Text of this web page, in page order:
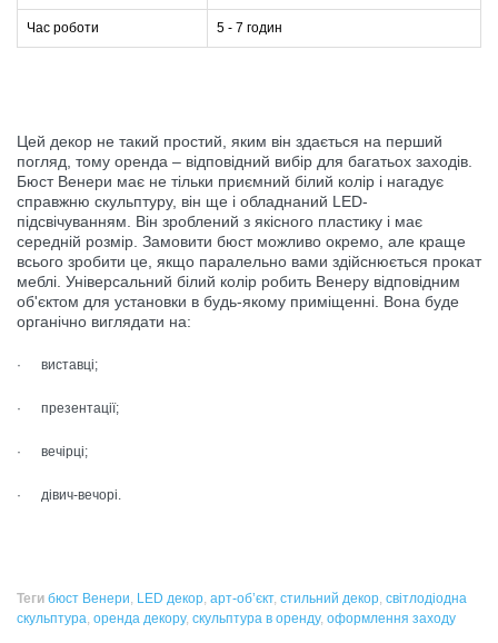
Час роботи 5 - 7 годин
Цей декор не такий простий, яким він здається на перший
погляд, тому оренда – відповідний вибір для багатьох заходів.
Бюст Венери має не тільки приємний білий колір і нагадує
справжню скульптуру, він ще і обладнаний LED-
підсвічуванням. Він зроблений з якісного пластику і має
середній розмір. Замовити бюст можливо окремо, але краще
всього зробити це, якщо паралельно вами здійснюється прокат
меблі. Універсальний білий колір робить Венеру відповідним
об'єктом для установки в будь-якому приміщенні. Вона буде
органічно виглядати на:
· виставці;
· презентації;
· вечірці;
· дівич-вечорі.
Теги бюст Венери, LED декор, арт-об’єкт, стильний декор, світлодіодна
скульптура, оренда декору, скульптура в оренду, оформлення заходу